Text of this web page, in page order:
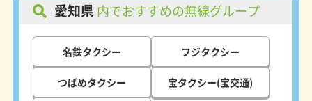
愛知県 内でおすすめの無線グループ
名鉄タクシー フジタクシー
つばめタクシー 宝タクシー(宝交通)